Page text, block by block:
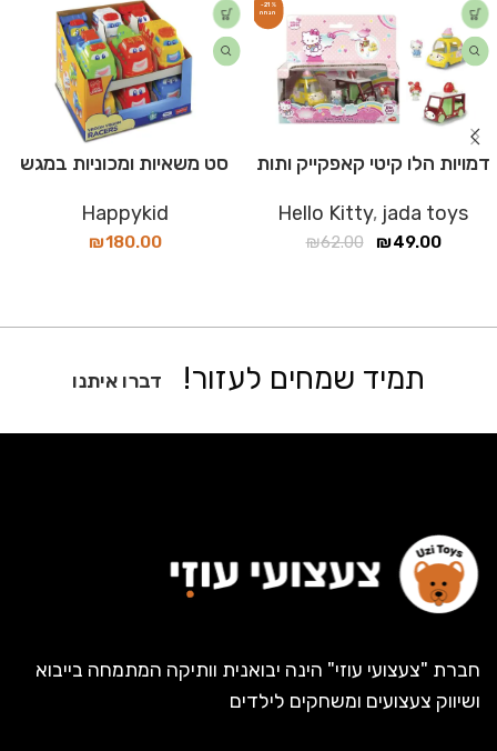
-21%
דמויות הלו קיטי קאפקייק ותות
Hello Kitty, jada toys
₪62.00 ₪49.00
סט משאיות ומכוניות במגש
Happykid
₪180.00
תמיד שמחים לעזור! דברו איתנו
חברת "צעצועי עוזי" הינה יבואנית וותיקה המתמחה בייבוא
ושיווק צעצועים ומשחקים לילדים